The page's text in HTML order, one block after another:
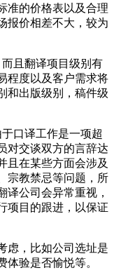
准的价格表以及合理
报价相差不大，较为
而且翻译项目级别有
程度以及客户需求将
和出版级别，稿件级
口译工作是一项超
对交谈双方的言辞达
且在某些方面会涉及
宗教禁忌等问题，所
译公司会异常重视，
项目的跟进，以保证
虑，比如公司选址是
验是否愉悦等。